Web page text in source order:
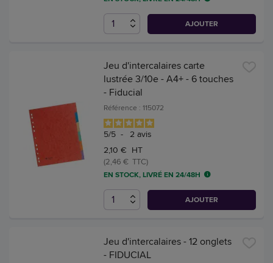
AJOUTER
Jeu d'intercalaires carte
lustrée 3/10e - A4+ - 6 touches
- Fiducial
Référence : 115072
5/5 - 2 avis
2,10 € HT
(2,46 € TTC)
EN STOCK, LIVRÉ EN 24/48H
AJOUTER
Jeu d'intercalaires - 12 onglets
- FIDUCIAL